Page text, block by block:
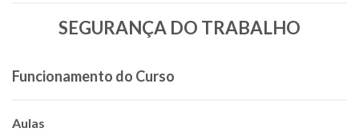
SEGURANÇA DO TRABALHO
Funcionamento do Curso
Aulas